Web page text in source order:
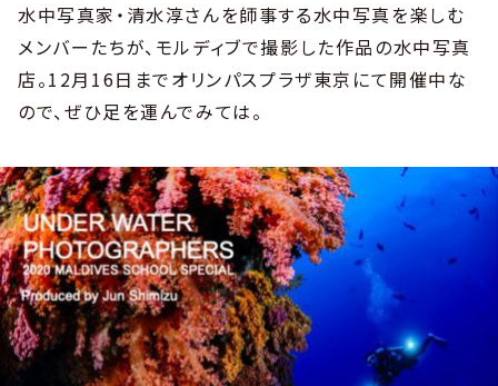
水中写真家・清水淳さんを師事する水中写真を楽しむ
メンバーたちが、モルディブで撮影した作品の水中写真
店。12月16日までオリンパスプラザ東京にて開催中な
ので、ぜひ足を運んでみては。